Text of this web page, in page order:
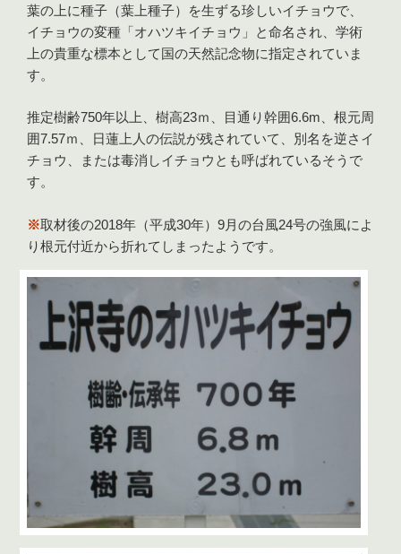
葉の上に種子（葉上種子）を生ずる珍しいイチョウで、
イチョウの変種「オハツキイチョウ」と命名され、学術
上の貴重な標本として国の天然記念物に指定されていま
す。
推定樹齢750年以上、樹高23ｍ、目通り幹囲6.6m、根元周
囲7.57ｍ、日蓮上人の伝説が残されていて、別名を逆さイ
チョウ、または毒消しイチョウとも呼ばれているそうで
す。
※取材後の2018年（平成30年）9月の台風24号の強風によ
り根元付近から折れてしまったようです。